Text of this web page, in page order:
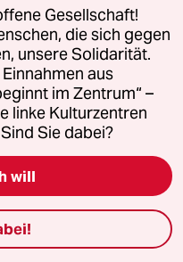
GmbH
oder für Genehmigungen
Richtlinien KI-
Impressum AGB
(Ads)
Gesellschaft!
die sich gegen
unsere Solidarität.
aus
im Zentrum“ –
linke Kulturzentren
Sie dabei?
will